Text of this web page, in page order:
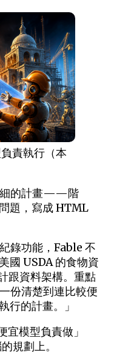
責執行（本
細的計畫——階
題，寫成 HTML
錄功能，Fable 不
國 USDA 的食物資
跟資料架構。重點
份清楚到連比較便
行的計畫。」
宜模型負責做」
規劃上。